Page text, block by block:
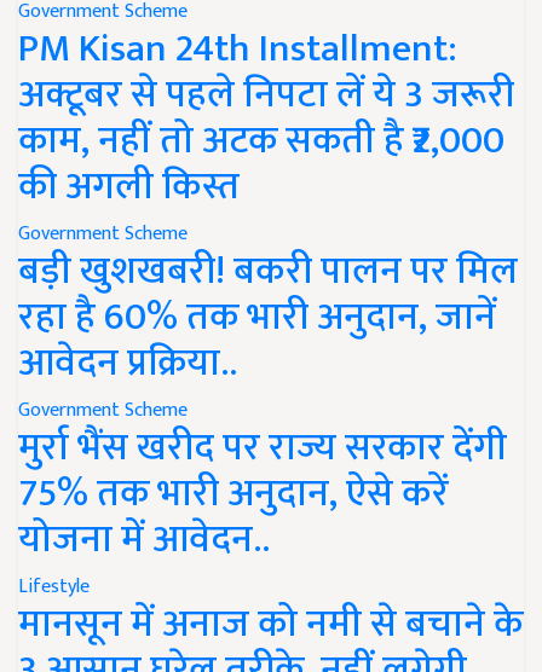
Government Scheme
PM Kisan 24th Installment:
अक्टूबर से पहले निपटा लें ये 3 जरूरी
काम, नहीं तो अटक सकती है ₹2,000
की अगली किस्त
Government Scheme
बड़ी खुशखबरी! बकरी पालन पर मिल
रहा है 60% तक भारी अनुदान, जानें
आवेदन प्रक्रिया..
Government Scheme
मुर्रा भैंस खरीद पर राज्य सरकार देंगी
75% तक भारी अनुदान, ऐसे करें
योजना में आवेदन..
Lifestyle
मानसून में अनाज को नमी से बचाने के